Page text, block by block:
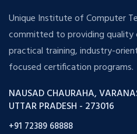
Unique Institute of Computer
committed to providing
practical training, industry-
focused certification programs.
NAUSAD CHAURAHA,
UTTAR PRADESH - 273016
+91 72389 68888